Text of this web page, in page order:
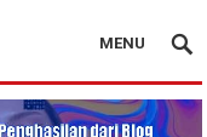
MENU